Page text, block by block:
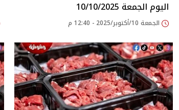
اليوم الجمعة 10/10/2025
الجمعة 10/أكتوبر/2025 - 12:40 م